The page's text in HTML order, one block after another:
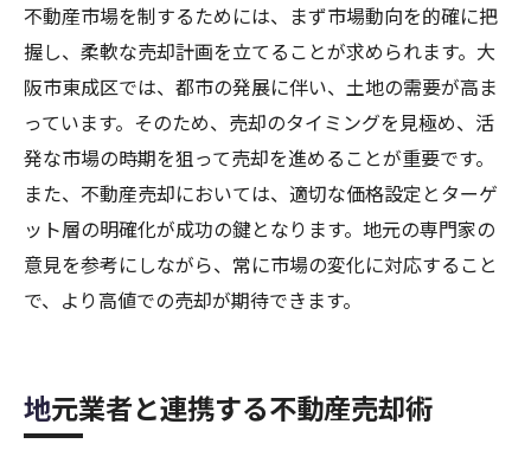
不動産市場を制するためには、まず市場動向を的確に把
握し、柔軟な売却計画を立てることが求められます。大
阪市東成区では、都市の発展に伴い、土地の需要が高ま
っています。そのため、売却のタイミングを見極め、活
発な市場の時期を狙って売却を進めることが重要です。
また、不動産売却においては、適切な価格設定とターゲ
ット層の明確化が成功の鍵となります。地元の専門家の
意見を参考にしながら、常に市場の変化に対応すること
で、より高値での売却が期待できます。
地元業者と連携する不動産売却術